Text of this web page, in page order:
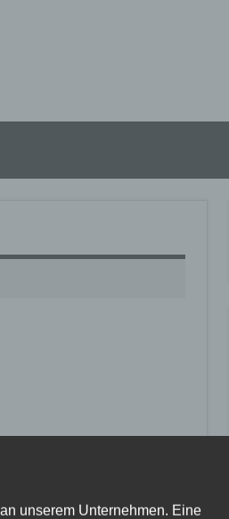
unserem Unternehmen. Eine